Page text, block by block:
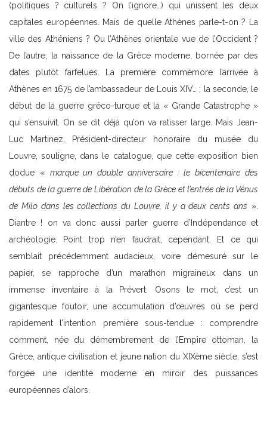
(politiques ? culturels ? On l’ignore…) qui unissent les deux
capitales européennes. Mais de quelle Athènes parle-t-on ? La
ville des Athéniens ? Ou l’Athènes orientale vue de l’Occident ?
De l’autre, la naissance de la Grèce moderne, bornée par des
dates plutôt farfelues. La première commémore l’arrivée à
Athènes en 1675 de l’ambassadeur de Louis XIV… ; la seconde, le
début de la guerre gréco-turque et la « Grande Catastrophe »
qui s’ensuivit. On se dit déjà qu’on va ratisser large. Mais Jean-
Luc Martinez, Président-directeur honoraire du musée du
Louvre, souligne, dans le catalogue, que cette exposition bien
dodue « marque un double anniversaire : le bicentenaire des
débuts de la guerre de Libération de la Grèce et l’entrée de la Vénus
de Milo dans les collections du Louvre, il y a deux cents ans ».
Diantre ! on va donc aussi parler guerre d’Indépendance et
archéologie. Point trop n’en faudrait, cependant. Et ce qui
semblait précédemment audacieux, voire démesuré sur le
papier, se rapproche d’un marathon migraineux dans un
immense inventaire à la Prévert. Osons le mot, c’est un
gigantesque foutoir, une accumulation d’œuvres où se perd
rapidement l’intention première sous-tendue : comprendre
comment, née du démembrement de l’Empire ottoman, la
Grèce, antique civilisation et jeune nation du XIXème siècle, s’est
forgée une identité moderne en miroir des puissances
européennes d’alors.